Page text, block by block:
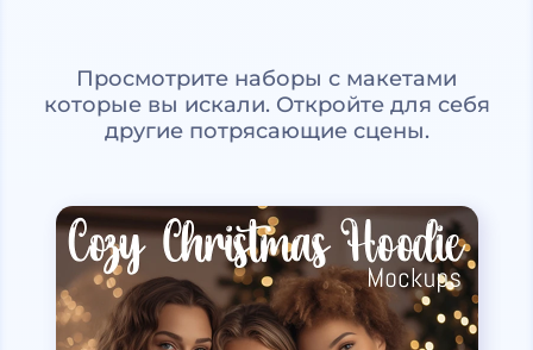
Просмотрите наборы с макетами
которые вы искали. Откройте для себя
другие потрясающие сцены.